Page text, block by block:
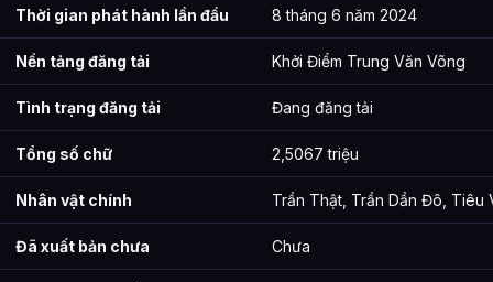
Thời gian phát hành lần đầu 8 tháng 6 năm 2024
Nền tảng đăng tải Khởi Điểm Trung Văn Võng
Tình trạng đăng tải Đang đăng tải
Tổng số chữ 2,5067 triệu
Nhân vật chính Trần Thật, Trần Dần Đô, Tiêu
Đã xuất bản chưa Chưa